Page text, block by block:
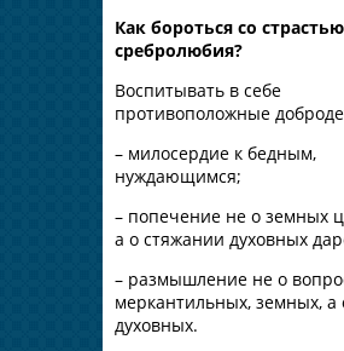
Как бороться со страстью
сребролюбия?
Воспитывать в себе
противоположные
– милосердие к бедным,
нуждающимся;
– попечение не о земных
а о стяжании духовных
– размышление не о
меркантильных, земных, а
духовных.